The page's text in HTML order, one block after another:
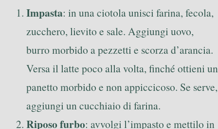
Impasta: in una ciotola unisci farina, fecola,
zucchero, lievito e sale. Aggiungi uovo,
burro morbido a pezzetti e scorza d’arancia.
Versa il latte poco alla volta, finché ottieni un
panetto morbido e non appiccicoso. Se serve,
aggiungi un cucchiaio di farina.
Riposo furbo: avvolgi l’impasto e mettilo in